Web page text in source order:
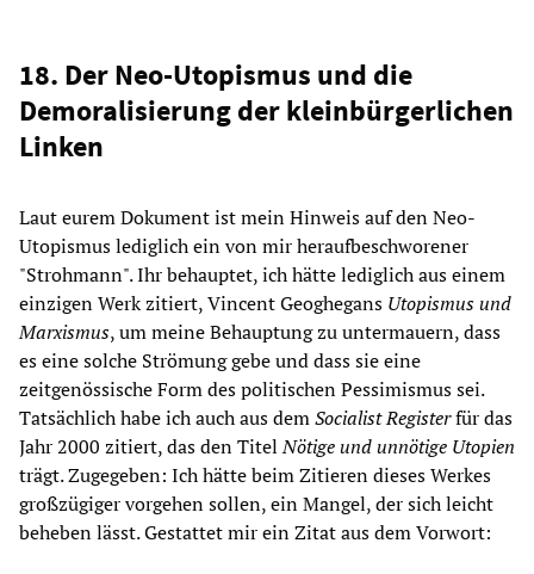
18. Der Neo-Utopismus und die
Demoralisierung der kleinbürgerlichen
Linken
Laut eurem Dokument ist mein Hinweis auf den Neo-
Utopismus lediglich ein von mir heraufbeschworener
"Strohmann". Ihr behauptet, ich hätte lediglich aus einem
einzigen Werk zitiert, Vincent Geoghegans Utopismus und
Marxismus, um meine Behauptung zu untermauern, dass
es eine solche Strömung gebe und dass sie eine
zeitgenössische Form des politischen Pessimismus sei.
Tatsächlich habe ich auch aus demSocialist Registerfür das
Jahr 2000 zitiert, das den TitelNötige und unnötige Utopien
trägt. Zugegeben: Ich hätte beim Zitieren dieses Werkes
großzügiger vorgehen sollen, ein Mangel, der sich leicht
beheben lässt. Gestattet mir ein Zitat aus dem Vorwort: